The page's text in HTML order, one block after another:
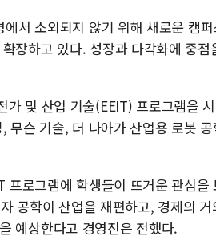
서 소외되지 않기 위해 새로운 캠
장하고 있다. 성장과 다각화에 중
가 및 산업 기술(EEIT) 프로그램을
무슨 기술, 더 나아가 산업용 로봇
프로그램에 학생들이 뜨거운 관심
공학이 산업을 재편하고, 경제의
예상한다고 경영진은 전했다.